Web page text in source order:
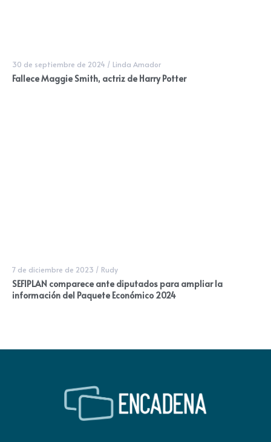
30 de septiembre de 2024 / Linda Amador
Fallece Maggie Smith, actriz de Harry Potter
7 de diciembre de 2023 / Rudy
SEFIPLAN comparece ante diputados para ampliar la
información del Paquete Económico 2024